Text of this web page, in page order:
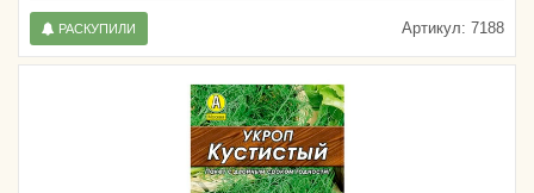
Артикул: 7188
РАСКУПИЛИ